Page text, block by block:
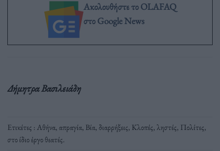
Ακολουθήστε το OLAFAQ
στο Google News
Δήμητρα Βασιλειάδη
Ετικέτες :Αθήνα,απραγία, Βία,διαρρήξεις, Κλοπές,ληστές, Πολίτες,
στο ίδιο έργο θεατές.